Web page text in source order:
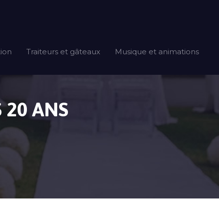
Traiteurs et gâteaux Musique et animations
20 ANS